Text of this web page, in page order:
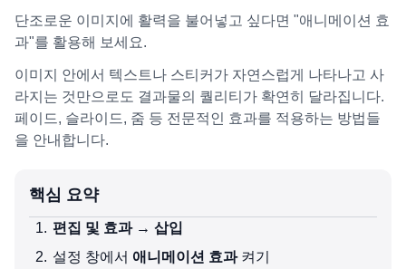
단조로운 이미지에 활력을 불어넣고 싶다면 "애니메이션 효
과"를 활용해 보세요.
이미지 안에서 텍스트나 스티커가 자연스럽게 나타나고 사
라지는 것만으로도 결과물의 퀄리티가 확연히 달라집니다.
페이드, 슬라이드, 줌 등 전문적인 효과를 적용하는 방법들
을 안내합니다.
핵심 요약
편집 및 효과 → 삽입
설정 창에서 애니메이션 효과켜기